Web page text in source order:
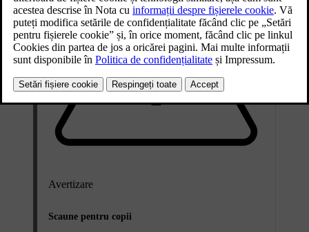
Avertizare
Scaune pentru copii